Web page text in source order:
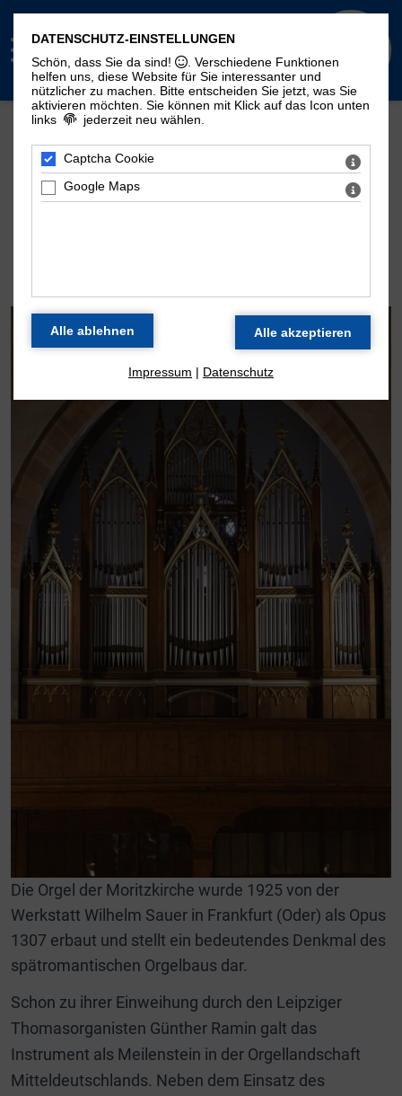
Mehr Seiten zum Thema "Moritzorgel":
Geschichte
Zeitstrahl
Disposition
Kontakt
Die Orgel der Moritzkirche wurde 1925 von der
Werkstatt Wilhelm Sauer in Frankfurt (Oder) als Opus
1307 erbaut und stellt ein bedeutendes Denkmal des
spätromantischen Orgelbaus dar.
Schon zu ihrer Einweihung durch den Leipziger
Thomasorganisten Günther Ramin galt das
Instrument als Meilenstein in der Orgellandschaft
Mitteldeutschlands. Neben dem Einsatz des
DATENSCHUTZ-EINSTELLUNGEN
Schön, dass Sie da sind!
. Verschiedene Funktionen
helfen uns, diese Website für Sie interessanter und
nützlicher zu machen.
Bitte entscheiden Sie jetzt, was Sie
aktivieren möchten. Sie können mit Klick auf das Icon unten
links
jederzeit neu wählen.
Captcha Cookie
Google Maps
Impressum | Datenschutz